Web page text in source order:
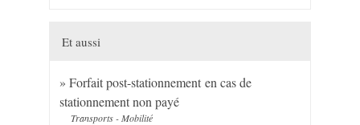
Et aussi
Forfait post-stationnement en cas de
stationnement non payé
Transports - Mobilité